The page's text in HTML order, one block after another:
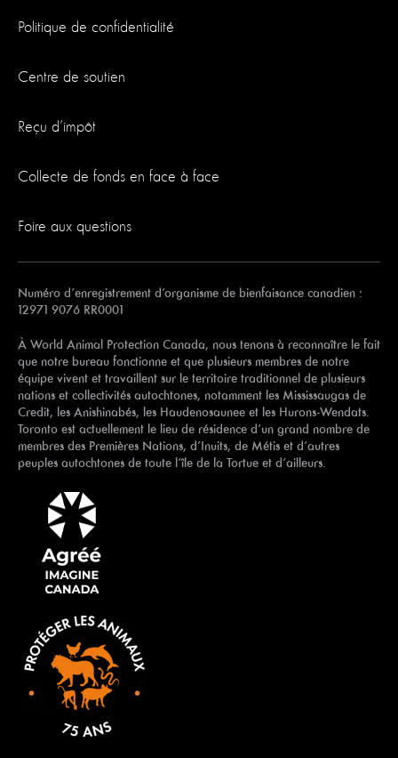
Politique de confidentialité
Centre de soutien
Reçu d’impôt
Collecte de fonds en face à face
Foire aux questions
Numéro d’enregistrement d’organisme de bienfaisance canadien :
12971 9076 RR0001
À World Animal Protection Canada, nous tenons à reconnaître le fait
que notre bureau fonctionne et que plusieurs membres de notre
équipe vivent et travaillent sur le territoire traditionnel de plusieurs
nations et collectivités autochtones, notamment les Mississaugas de
Credit, les Anishinabés, les Haudenosaunee et les Hurons-Wendats.
Toronto est actuellement le lieu de résidence d’un grand nombre de
membres des Premières Nations, d’Inuits, de Métis et d’autres
peuples autochtones de toute l’île de la Tortue et d’ailleurs.